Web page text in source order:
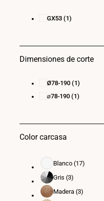
GX53 (1)
Dimensiones de corte
Ø78-190 (1)
⌀78-190 (1)
Color carcasa
BlancoBlanco (17)
Gris Gris (3)
MaderaMadera (3)